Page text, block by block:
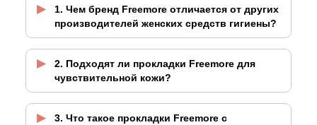
1. Чем бренд Freemore отличается от других
производителей женских средств гигиены?
2. Подходят ли прокладки Freemore для
чувствительной кожи?
3. Что такое прокладки Freemore с